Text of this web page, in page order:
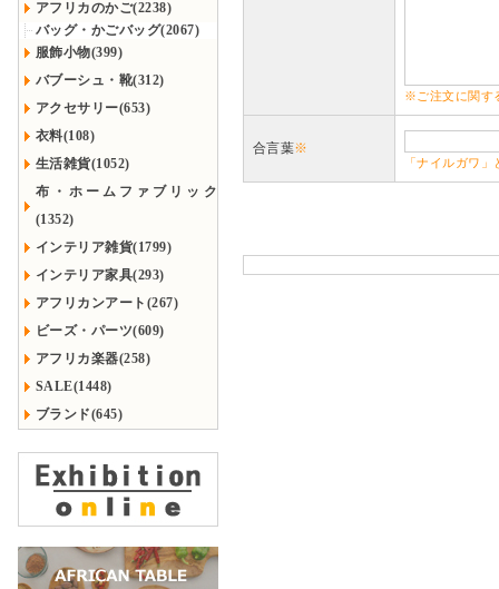
アフリカのかご(2238)
バッグ・かごバッグ(2067)
服飾小物(399)
バブーシュ・靴(312)
アクセサリー(653)
衣料(108)
生活雑貨(1052)
布・ホームファブリック
(1352)
インテリア雑貨(1799)
インテリア家具(293)
アフリカンアート(267)
ビーズ・パーツ(609)
アフリカ楽器(258)
SALE(1448)
ブランド(645)
※ご注文に関す
合言葉※
「ナイルガワ